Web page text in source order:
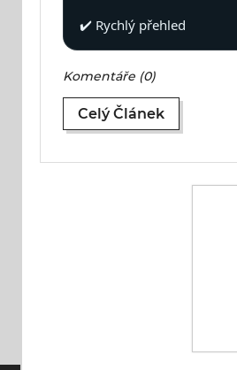
✔️ Rychlý přehled
Komentáře (0)
Celý Článek